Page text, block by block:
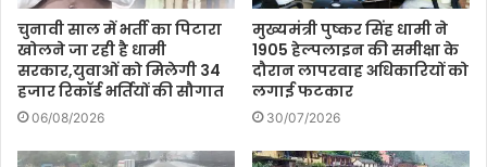
चुनावी साल में भर्ती का पिटारा
खोलने जा रही है धामी
सरकार,युवाओं को मिलेगी 34
हजार रिकॉर्ड भर्तियों की सौगात
06/08/2026
मुख्यमंत्री पुष्कर सिंह धामी ने
1905 हेल्पलाइन की समीक्षा के
दौरान लापरवाह अधिकारियों को
लगाई फटकार
30/07/2026